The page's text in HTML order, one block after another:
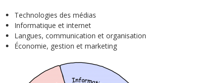
Technologies des médias
Informatique et internet
Langues, communication et organisation
Économie, gestion et marketing